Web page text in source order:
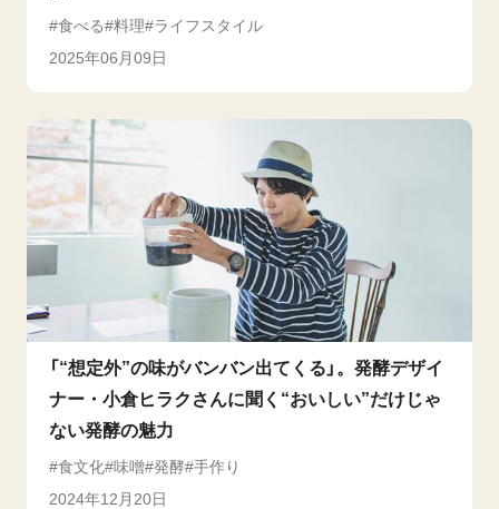
食べる 料理
ライフスタイル
2025年06月09日
「“想定外”の味がバンバン出てくる」。発酵デザイ
ナー・小倉ヒラクさんに聞く“おいしい”だけじゃ
ない発酵の魅力
食文化 味噌 発酵 手作り
2024年12月20日